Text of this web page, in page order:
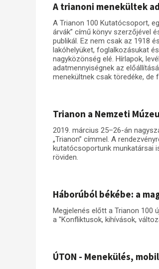
A trianoni menekültek
A Trianon 100 Kutatócsoport,
árvák” című könyv szerzőjével
publikál. Ez nem csak az 1918
lakóhelyüket, foglalkozásukat
nagyközönség elé. Hírlapok,
adatmennyiségnek az
menekültnek csak töredéke,
Trianon a Nemzeti
2019. március 25–26-án
„Trianon” címmel. A
kutatócsoportunk munkatársai
röviden.
Háborúból békébe: a
Megjelenés előtt a Trianon 100
a "Konfliktusok, kihívások,
ÚTON - Menekülés,